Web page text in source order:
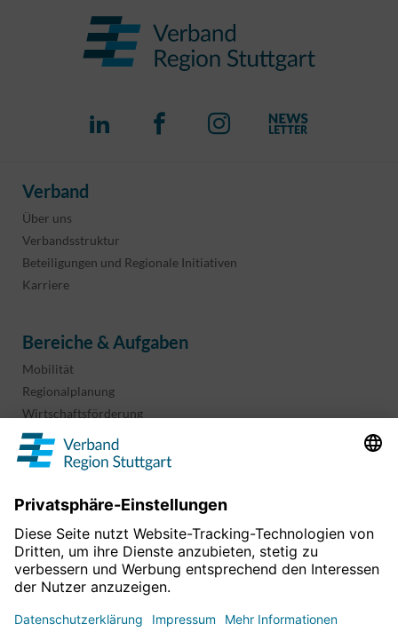
Verband
Über uns
Verbandsstruktur
Beteiligungen und Regionale Initiativen
Karriere
Bereiche & Aufgaben
Mobilität
Regionalplanung
Wirtschaftsförderung
Sport und Kultur
Projekte & Programme
Informationen & Downloads
Geoinformation